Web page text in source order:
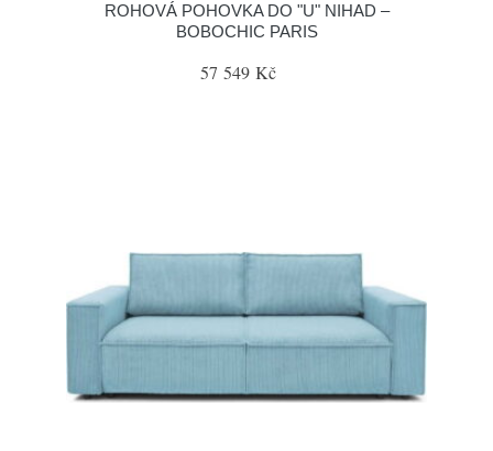
ROHOVÁ POHOVKA DO "U" NIHAD –
BOBOCHIC PARIS
57 549 Kč